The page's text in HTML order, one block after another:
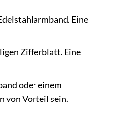
Eine
Zifferblatt. Eine
oder einem
von Vorteil sein.